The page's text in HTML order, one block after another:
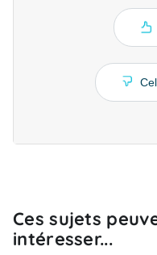
Ces sujets
intéresser...